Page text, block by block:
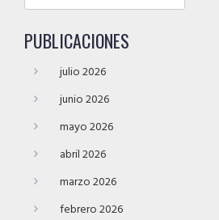
PUBLICACIONES
julio 2026
junio 2026
mayo 2026
abril 2026
marzo 2026
febrero 2026